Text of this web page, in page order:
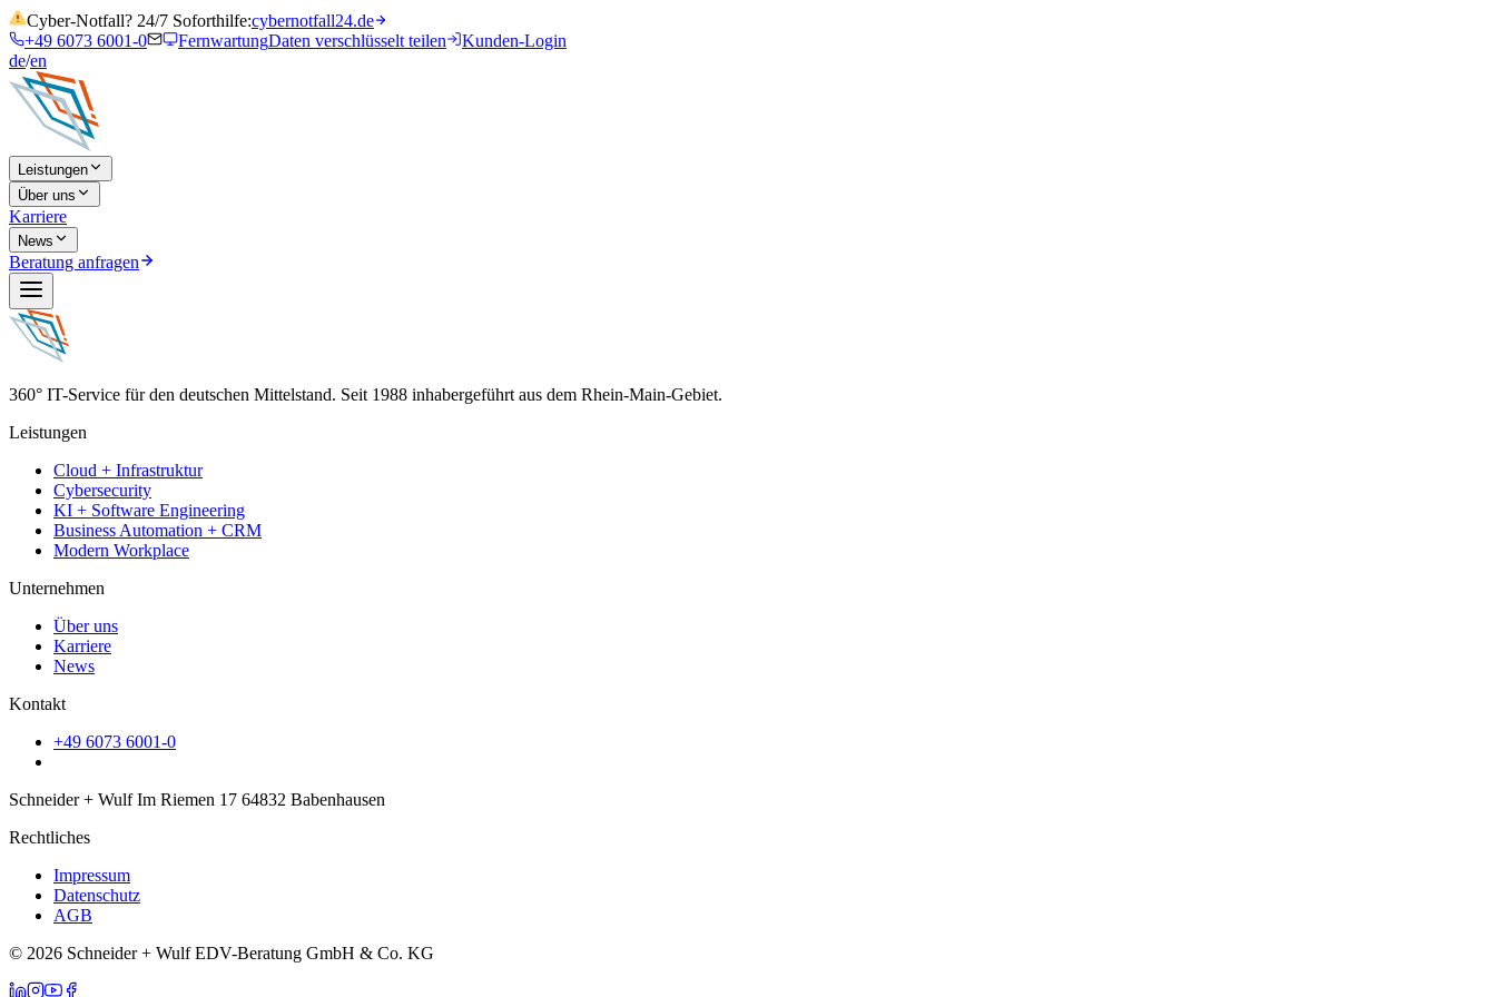
Cyber-Notfall? 24/7 Soforthilfe:cybernotfall24.de
+49 6073 6001-0
FernwartungDaten verschlüsselt teilen
Kunden-Login
de/en
Leistungen
Über uns
Karriere
News
Beratung anfragen
360° IT-Service für den deutschen Mittelstand. Seit 1988 inhabergeführt aus dem Rhein-Main-Gebiet.
Leistungen
Cloud + Infrastruktur
Cybersecurity
KI + Software Engineering
Business Automation + CRM
Modern Workplace
Unternehmen
Über uns
Karriere
News
Kontakt
+49 6073 6001-0
Schneider + Wulf Im Riemen 17 64832 Babenhausen
Rechtliches
Impressum
Datenschutz
AGB
© 2026 Schneider + Wulf EDV-Beratung GmbH & Co. KG